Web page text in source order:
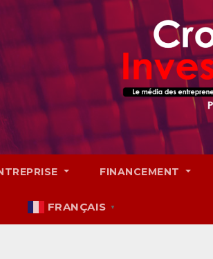
FINANCEMENT
FRANÇAIS ▼